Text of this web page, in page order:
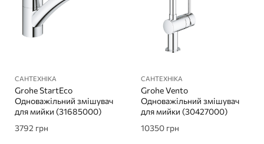
САНТЕХНІКА
Grohe StartEco
Одноважільний змішувач
для мийки (31685000)
3792 грн
САНТЕХНІКА
Grohe Vento
Одноважільний змішувач
для мийки (30427000)
10350 грн